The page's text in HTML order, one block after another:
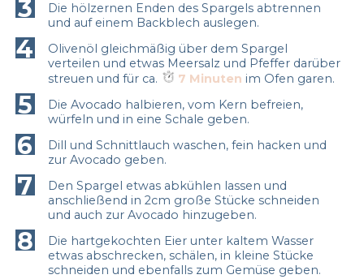
3
Die hölzernen Enden des Spargels abtrennen
und auf einem Backblech auslegen.
4
Olivenöl gleichmäßig über dem Spargel
verteilen und etwas Meersalz und Pfeffer darüber
streuen und für ca.
7 Minuten im Ofen garen.
5
Die Avocado halbieren, vom Kern befreien,
würfeln und in eine Schale geben.
6
Dill und Schnittlauch waschen, fein hacken und
zur Avocado geben.
7
Den Spargel etwas abkühlen lassen und
anschließend in 2cm große Stücke schneiden
und auch zur Avocado hinzugeben.
8
Die hartgekochten Eier unter kaltem Wasser
etwas abschrecken, schälen, in kleine Stücke
schneiden und ebenfalls zum Gemüse geben.